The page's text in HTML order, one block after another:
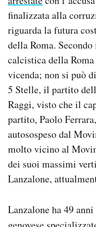
CALENDARIO
AREA PERSONALE
Area Personale
Newsletter
Regala il Post
Hai bisogno di aiuto?
Esci
finalizzata alla
riguarda la futura
della Roma.
calcistica della
vicenda; non si può
5 Stelle, il partito
Raggi, visto che il
partito, Paolo
autosospeso dal
molto vicino al
dei suoi massimi
Lanzalone,
Lanzalone ha 49